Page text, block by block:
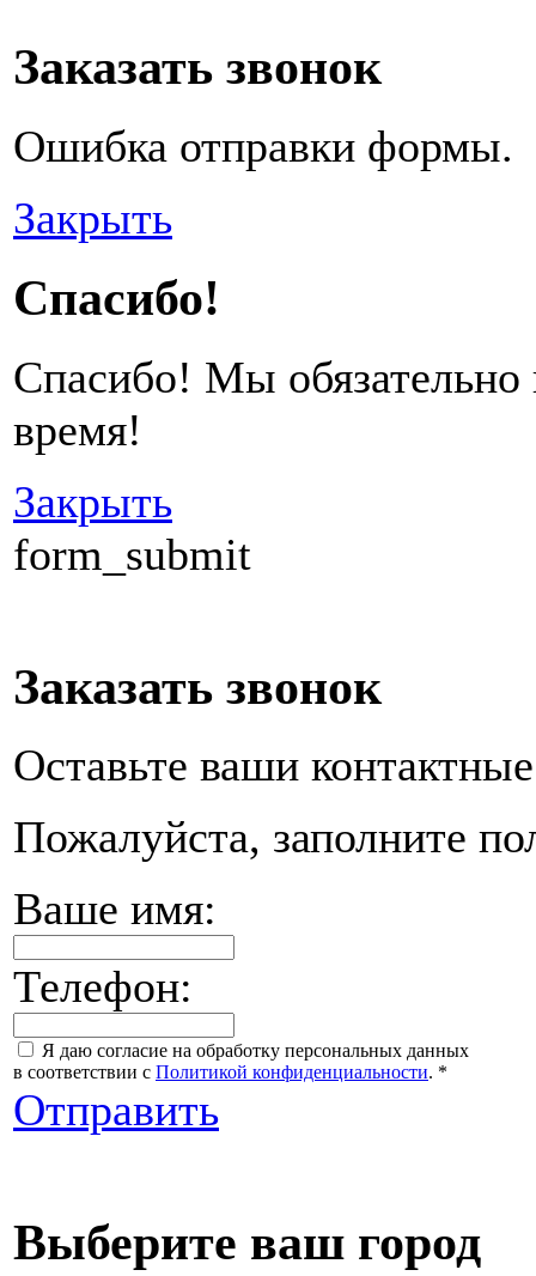
Заказать звонок
Ошибка отправки формы.
Закрыть
Спасибо!
Спасибо! Мы
время!
Закрыть
form_submit
Заказать звонок
Оставьте ваши
Пожалуйста, заполните
Ваше имя:
Телефон:
Я даю согласие на обработку персональных данных
в соответствии с Политикой конфиденциальности. *
Отправить
Выберите ваш город